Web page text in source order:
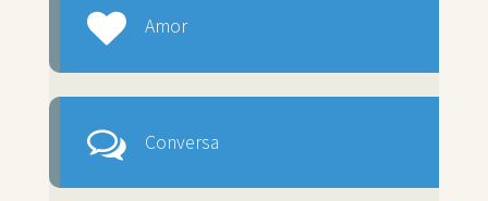
Amor
Conversa